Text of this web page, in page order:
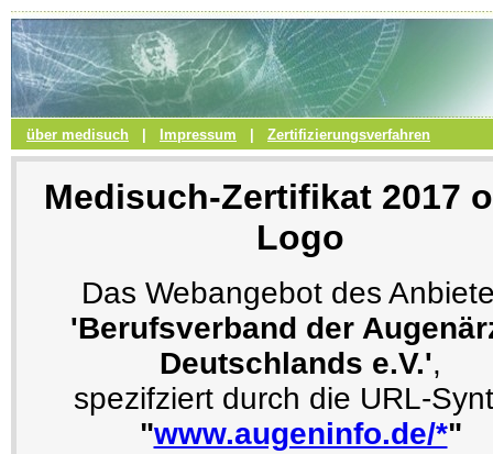
über medisuch Impressum Zertifizierungsverfahren
Medisuch-Zertifikat 2017
Logo
Das Webangebot des
'Berufsverband der
Deutschlands e.V.',
spezifziert durch die URL-
"www.augeninfo.de/*"